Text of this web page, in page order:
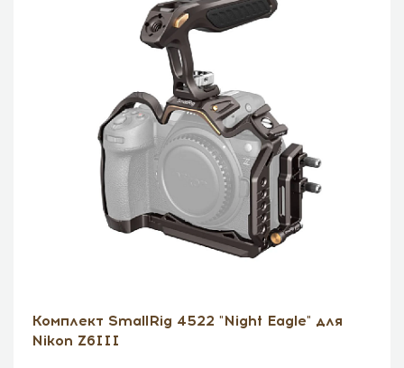
Комплект SmallRig 4522 "Night Eagle" для
Nikon Z6III